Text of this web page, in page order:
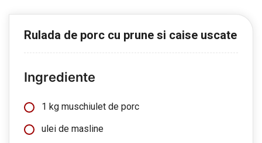
Rulada de porc cu prune si caise uscate
Ingrediente
1 kg muschiulet de porc
ulei de masline